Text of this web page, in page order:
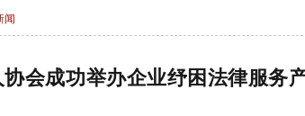
闻
会成功举办企业纾困法律服务